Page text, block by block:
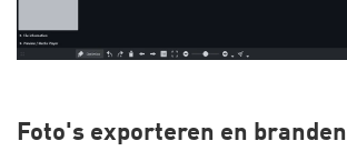
Foto's exporteren en branden